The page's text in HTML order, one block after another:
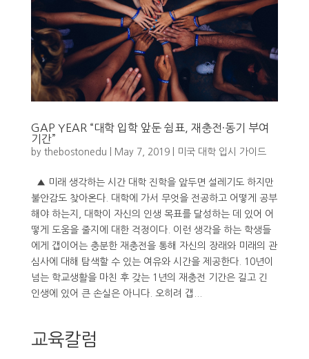
GAP YEAR “대학 입학 앞둔 쉼표, 재충전·동기 부여
기간”
by thebostonedu May 7, 2019| 미국 대학 입시 가이드
▲ 미래 생각하는 시간 대학 진학을 앞두면 설레기도 하지만
불안감도 찾아온다. 대학에 가서 무엇을 전공하고 어떻게 공부
해야 하는지, 대학이 자신의 인생 목표를 달성하는 데 있어 어
떻게 도움을 줄지에 대한 걱정이다. 이런 생각을 하는 학생들
에게 갭이어는 충분한 재충전을 통해 자신의 장래와 미래의 관
심사에 대해 탐색할 수 있는 여유와 시간을 제공한다. 10년이
넘는 학교생활을 마친 후 갖는 1년의 재충전 기간은 길고 긴
인생에 있어 큰 손실은 아니다. 오히려 갭...
교육칼럼